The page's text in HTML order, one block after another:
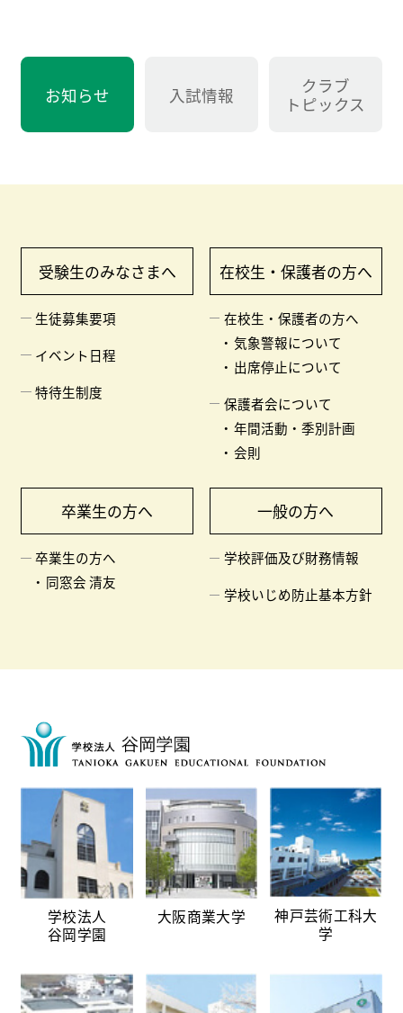
お知らせ 入試情報
クラブ
トピックス
受験生のみなさまへ
生徒募集要項
イベント日程
特待生制度
在校生・保護者の方へ
在校生・保護者の方へ
気象警報について
出席停止について
保護者会について
年間活動・季別計画
会則
卒業生の方へ
卒業生の方へ
同窓会 清友
一般の方へ
学校評価及び財務情報
学校いじめ防止基本方針
学校法人
谷岡学園
大阪商業大学
神戸芸術工科大
学